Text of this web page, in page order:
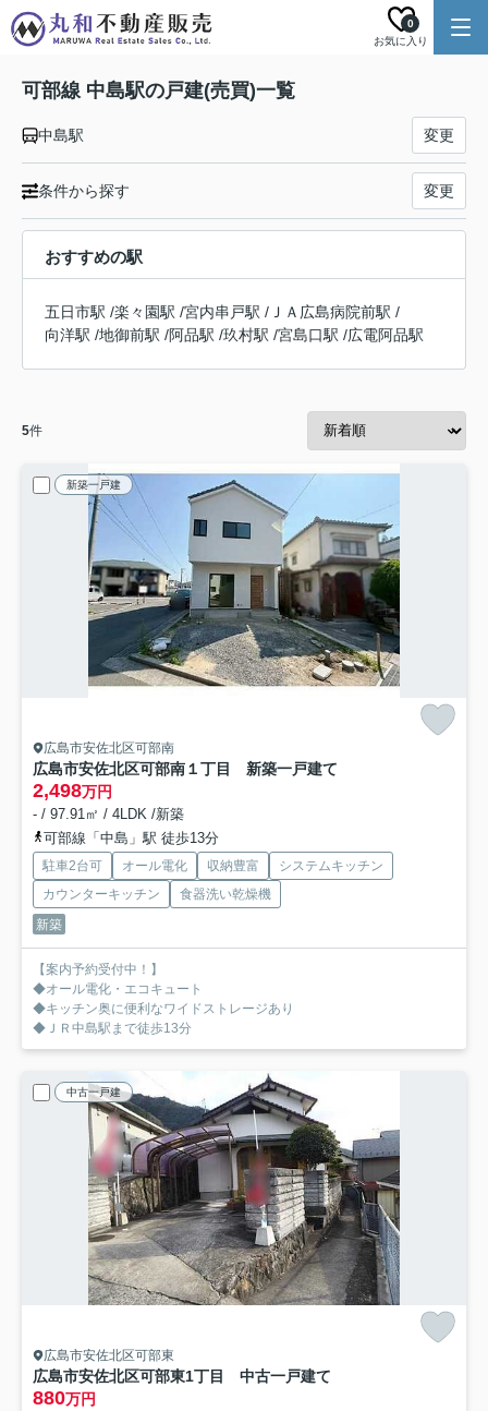
お気に入り
0
可部線 中島駅の戸建(売買)一覧
中島駅 変更
条件から探す 変更
おすすめの駅
五日市駅 /楽々園駅 /宮内串戸駅 / ＪＡ広島病院前駅 /
向洋駅 /地御前駅 /阿品駅 /玖村駅 /宮島口駅 /広電阿品駅
5件
新築一戸建
広島市安佐北区可部南
広島市安佐北区可部南１丁目 新築一戸建て
2,498万円
- / 97.91㎡ / 4LDK /新築
可部線「中島」駅 徒歩13分
駐車2台可 オール電化 収納豊富
システムキッチン
カウンターキッチン
食器洗い乾燥機
新築
【案内予約受付中！】
◆オール電化・エコキュート
◆キッチン奥に便利なワイドストレージあり
◆ＪＲ中島駅まで徒歩13分
中古一戸建
広島市安佐北区可部東
広島市安佐北区可部東1丁目 中古一戸建て
880万円